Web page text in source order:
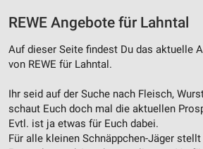
REWE Angebote für Lahntal
Auf dieser Seite findest Du das aktuelle
von REWE für Lahntal.
Ihr seid auf der Suche nach Fleisch,
schaut Euch doch mal die aktuellen
Evtl. ist ja etwas für Euch dabei.
Für alle kleinen Schnäppchen-Jäger